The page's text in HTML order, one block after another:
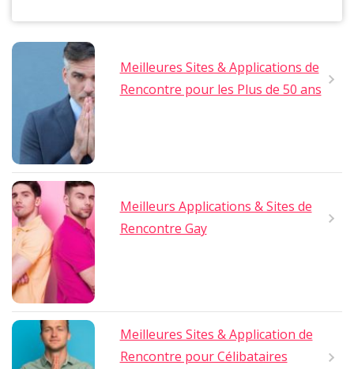
Meilleures Sites & Applications de
Rencontre pour les Plus de 50 ans
Meilleurs Applications & Sites de
Rencontre Gay
Meilleures Sites & Application de
Rencontre pour Célibataires